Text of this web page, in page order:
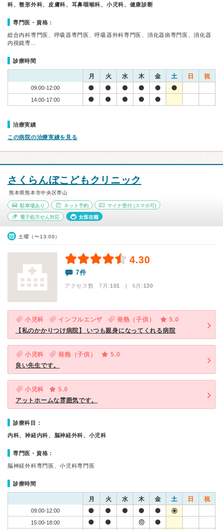
科、整形外科、皮膚科、耳鼻咽喉科、小児科、健康診断
専門医・資格：
総合内科専門医、呼吸器専門医、呼吸器外科専門医、消化器病専門医、消化器
内視鏡専…
診療時間
月 火 水 木 金 土 日 祝
09:00-12:00
14:00-17:00
治療実績
この病院の治療実績を見る
さくらんぼこどもクリニック
熊本県熊本市中央区帯山
駐車場あり ネット予約 マイナ受付 (スマホ可)
電子処方せん対応 女医在籍
土曜（〜13:00）
4.30
7件
アクセス数 7月:101 | 6月:130
小児科 インフルエンザ 発熱（子供）
5.0
【私のかかりつけ病院】 いつも親身になってくれる病院
小児科 発熱（子供）
5.0
良い先生です。
小児科
5.0
アットホームな雰囲気です。
診療科目：
内科、神経内科、脳神経外科、小児科
専門医・資格：
脳神経外科専門医、小児科専門医
診療時間
月 火 水 木 金 土 日 祝
09:00-12:00
15:00-18:00